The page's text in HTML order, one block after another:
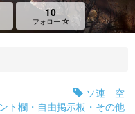
10
フォロー
ソ連 空
ト欄・自由掲示板・その他